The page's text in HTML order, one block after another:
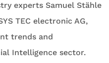
experts Samuel Stähle
TEC electronic AG,
trends and
Intelligence sector.